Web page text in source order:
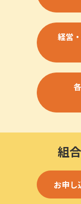
経営
組
お申し